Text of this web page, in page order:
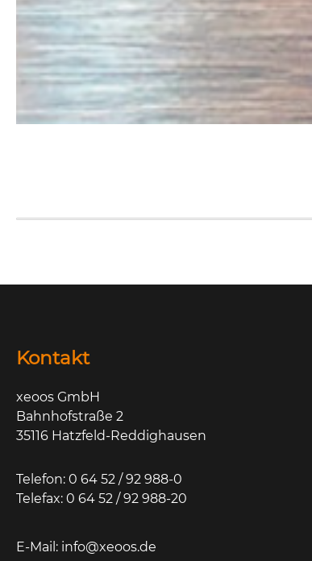
Kontakt
xeoos GmbH
Bahnhofstraße 2
35116 Hatzfeld-Reddighausen
Telefon: 0 64 52 / 92 988-0
Telefax: 0 64 52 / 92 988-20
E-Mail: info@xeoos.de